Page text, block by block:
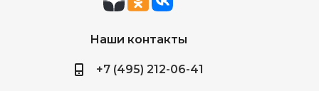
Наши контакты
+7 (495) 212-06-41